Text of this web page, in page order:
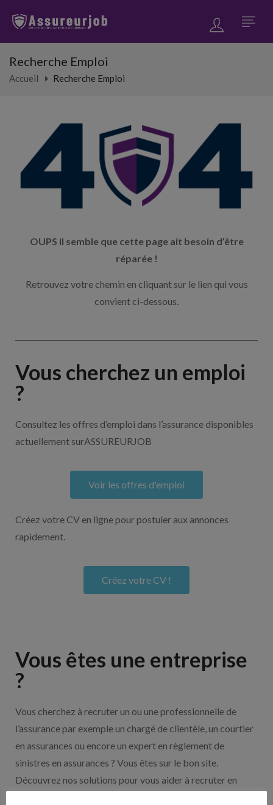
Recherche Emploi
Accueil Recherche Emploi
OUPS il semble que cette page ait besoin d’être
réparée !
Retrouvez votre chemin en cliquant sur le lien qui vous
convient ci-dessous.
Vous cherchez un emploi
?
Consultez les offres d’emploi dans l’assurance disponibles
actuellement surASSUREURJOB
Voir les offres d'emploi
Créez votre CV en ligne pour postuler aux annonces
rapidement.
Créez votre CV !
Vous êtes une entreprise
?
Vous cherchez à recruter un ou une professionnelle de
l’assurance par exemple un chargé de clientèle, un courtier
en assurances ou encore un expert en règlement de
sinistres en assurances ? Vous êtes sur le bon site.
Découvrez nos solutions pour vous aider à recruter en